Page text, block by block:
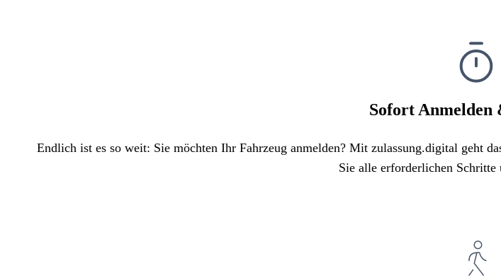
Sofort Anmelden
Endlich ist es so weit: Sie möchten Ihr Fahrzeug anmelden? Mit zulassung.digital geht
Sie alle erforderlichen Schritte